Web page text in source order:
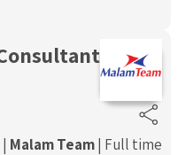
Malam Team Full time